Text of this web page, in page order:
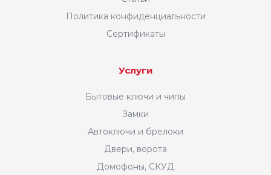
Политика конфиденциальности
Сертификаты
Услуги
Бытовые ключи и чипы
Замки
Автоключи и брелоки
Двери, ворота
Домофоны, СКУД